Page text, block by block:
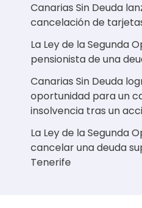
Canarias Sin Deuda
cancelación de
La Ley de la Segunda
pensionista de una
Canarias Sin Deuda
oportunidad para un
insolvencia tras un
La Ley de la Segunda
cancelar una deuda
Tenerife